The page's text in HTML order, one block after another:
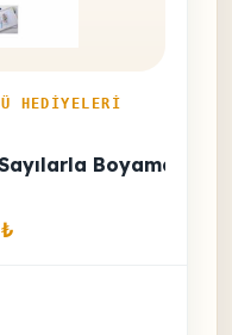
HEDIYELERI
Boyama Seti
₺